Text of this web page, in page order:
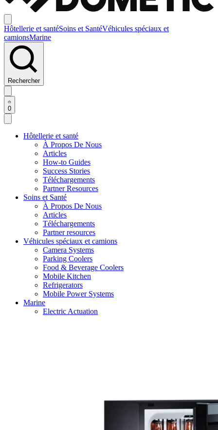
Hôtellerie et santéSoins et SantéVéhicules spéciaux et
camionsMarine
Rechercher
0
Hôtellerie et santé
À Propos De Nous
Articles
How-to Guides
Success Stories
Téléchargements
Partner Resources
Soins et Santé
À Propos De Nous
Articles
Téléchargements
Partner resources
Véhicules spéciaux et camions
Camera Systems
Parking Coolers
Food & Beverage Coolers
Mobile Kitchen
Refrigerators
Mobile Power Systems
Marine
Electric Actuation